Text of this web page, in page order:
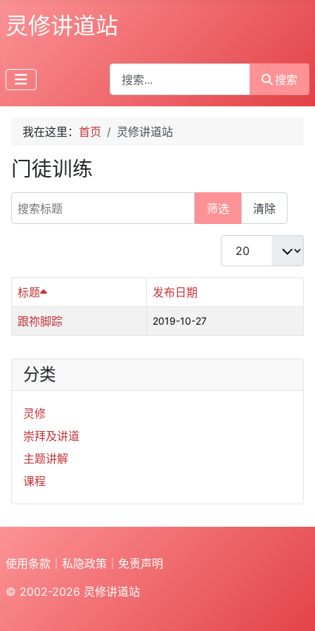
灵修讲道站
搜索
搜索
我在这里： 首页 灵修讲道站
门徒训练
搜索标题
筛选 清除
每页显示条数
标题 发布日期
跟祢脚踪 2019-10-27
分类
灵修
崇拜及讲道
主题讲解
课程
使用条款 私隐政策
免责声明
© 2002-2026 灵修讲道站